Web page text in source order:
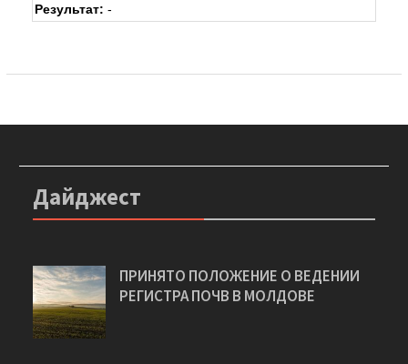
Результат: -
Дайджест
ПРИНЯТО ПОЛОЖЕНИЕ О ВЕДЕНИИ
РЕГИСТРА ПОЧВ В МОЛДОВЕ